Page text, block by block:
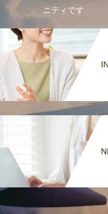
ニティです